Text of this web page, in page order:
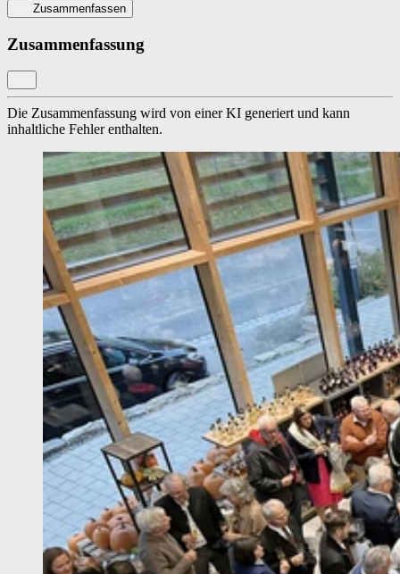
Zusammenfassen
Zusammenfassung
Die Zusammenfassung wird von einer KI generiert und kann
inhaltliche Fehler enthalten.